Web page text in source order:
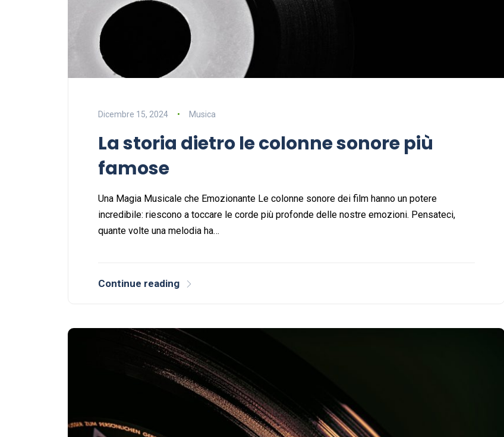
Dicembre 15, 2024 Musica
La storia dietro le colonne sonore più
famose
Una Magia Musicale che Emozionante Le colonne sonore dei film hanno un potere
incredibile: riescono a toccare le corde più profonde delle nostre emozioni. Pensateci,
quante volte una melodia ha…
Continue reading